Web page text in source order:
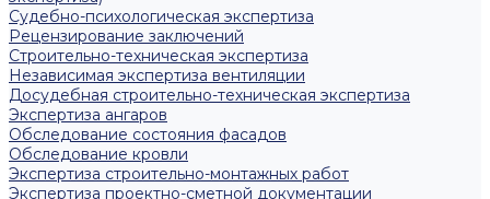
Судебно-психологическая экспертиза
Рецензирование заключений
Строительно-техническая экспертиза
Независимая экспертиза вентиляции
Досудебная строительно-техническая экспертиза
Экспертиза ангаров
Обследование состояния фасадов
Обследование кровли
Экспертиза строительно-монтажных работ
Экспертиза проектно-сметной документации